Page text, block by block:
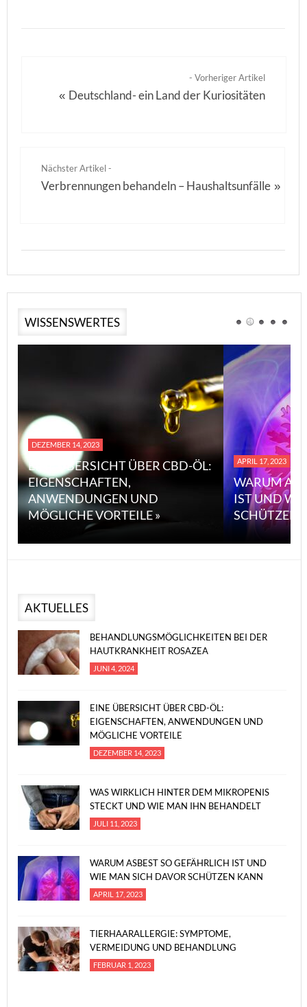
- Vorheriger Artikel
« Deutschland- ein Land der Kuriositäten
Nächster Artikel -
Verbrennungen behandeln – Haushaltsunfälle »
WISSENSWERTES
DEZEMBER 14, 2023
EINE ÜBERSICHT ÜBER CBD-ÖL:
EIGENSCHAFTEN,
ANWENDUNGEN UND
MÖGLICHE VORTEILE »
APRIL 17, 2023
WARUM
IST UND
SCHÜTZEN
AKTUELLES
BEHANDLUNGSMÖGLICHKEITEN BEI DER
HAUTKRANKHEIT ROSAZEA
JUNI 4, 2024
EINE ÜBERSICHT ÜBER CBD-ÖL:
EIGENSCHAFTEN, ANWENDUNGEN UND
MÖGLICHE VORTEILE
DEZEMBER 14, 2023
WAS WIRKLICH HINTER DEM MIKROPENIS
STECKT UND WIE MAN IHN BEHANDELT
JULI 11, 2023
WARUM ASBEST SO GEFÄHRLICH IST UND
WIE MAN SICH DAVOR SCHÜTZEN KANN
APRIL 17, 2023
TIERHAARALLERGIE: SYMPTOME,
VERMEIDUNG UND BEHANDLUNG
FEBRUAR 1, 2023